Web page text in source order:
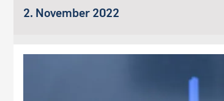
2. November 2022